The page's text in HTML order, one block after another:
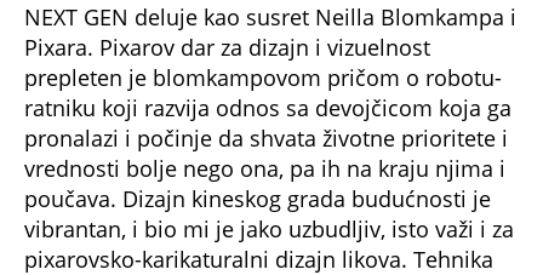
NEXT GEN deluje kao susret Neilla Blomkampa i
Pixara. Pixarov dar za dizajn i vizuelnost
prepleten je blomkampovom pričom o robotu-
ratniku koji razvija odnos sa devojčicom koja ga
pronalazi i počinje da shvata životne prioritete i
vrednosti bolje nego ona, pa ih na kraju njima i
poučava. Dizajn kineskog grada budućnosti je
vibrantan, i bio mi je jako uzbudljiv, isto važi i za
pixarovsko-karikaturalni dizajn likova. Tehnika